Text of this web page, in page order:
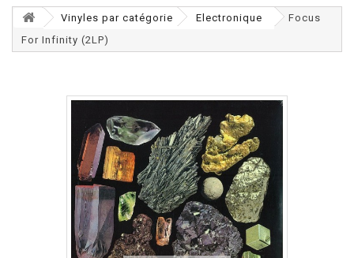
Vinyles par catégorie Electronique
Focus
For Infinity (2LP)